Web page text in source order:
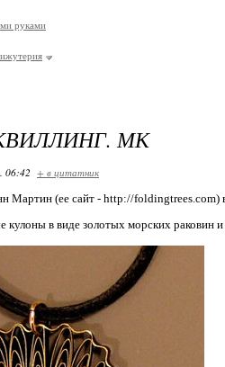
руками
МК
06:42 + в цитатник
Мартин (ее сайт - http://foldingtrees.com)
кулоны в виде золотых морских раковин